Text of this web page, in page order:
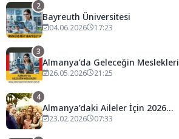
2
Bayreuth Üniversitesi
04.06.2026 17:23
3
Almanya’da Geleceğin Meslekleri
26.05.2026 21:25
4
Almanya’daki Aileler İçin 2026
Önemli Değişiklikler
23.02.2026 07:33